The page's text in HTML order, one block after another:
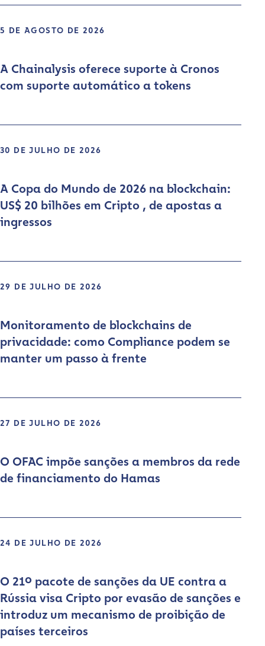
5 DE AGOSTO DE 2026
A Chainalysis oferece suporte à Cronos
com suporte automático a tokens
30 DE JULHO DE 2026
A Copa do Mundo de 2026 na blockchain:
US$ 20 bilhões em Cripto , de apostas a
ingressos
29 DE JULHO DE 2026
Monitoramento de blockchains de
privacidade: como Compliance podem se
manter um passo à frente
27 DE JULHO DE 2026
O OFAC impõe sanções a membros da rede
de financiamento do Hamas
24 DE JULHO DE 2026
O 21º pacote de sanções da UE contra a
Rússia visa Cripto por evasão de sanções e
introduz um mecanismo de proibição de
países terceiros